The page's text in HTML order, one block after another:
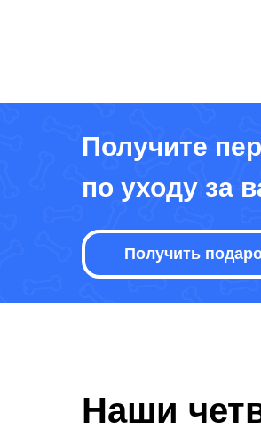
Получить
Получите
по уходу за
Наши